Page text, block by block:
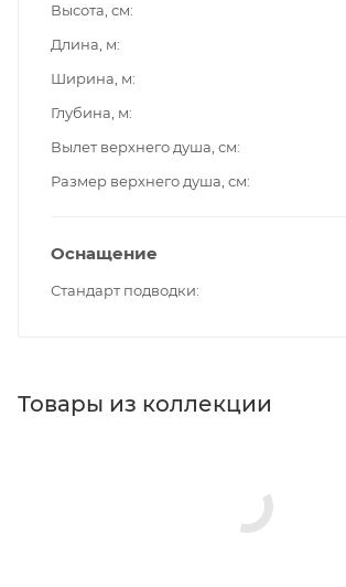
Высота, см
Длина, м
Ширина, м
Глубина, м
Вылет верхнего душа, см
Размер верхнего душа, см
Оснащение
Стандарт подводки
Товары из коллекции